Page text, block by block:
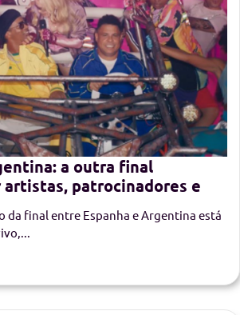
a outra final
patrocinadores e
da final entre Espanha e Argentina está